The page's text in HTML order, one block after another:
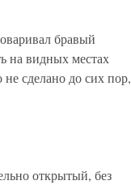
бравый
на видных местах
сделано до сих пор,
открытый, без